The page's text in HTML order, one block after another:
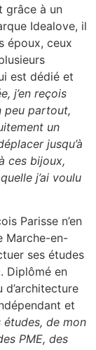
grâce à un
Idealove, il
époux, ceux
est dédié et
j’en reçois
peu partout,
un
jusqu’à
ces bijoux,
j’ai voulu
Parisse n’en
Marche-en-
ses études
Diplômé en
d’architecture
et
de mon
PME, des